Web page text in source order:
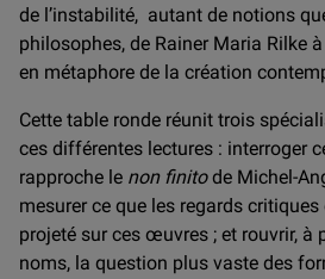
de l’instabilité, autant de notions
philosophes, de Rainer Maria Rilke
en métaphore de la création
Cette table ronde réunit trois
ces différentes lectures : interroger
rapproche le non finitode Michel-
mesurer ce que les regards
projeté sur ces œuvres ; et rouvrir, à
noms, la question plus vaste des